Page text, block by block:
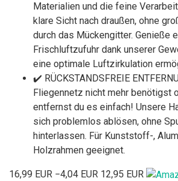
Materialien und die feine
klare Sicht nach draußen, ohne
durch das Mückengitter. Genieße
Frischluftzufuhr dank unserer
eine optimale Luftzirkulation
✔️ RÜCKSTANDSFREIE
Fliegennetz nicht mehr benötigst
entfernst du es einfach! Unsere
sich problemlos ablösen, ohne
hinterlassen. Für Kunststoff-,
Holzrahmen geeignet.
16,99 EUR −4,04 EUR 12,95 EUR